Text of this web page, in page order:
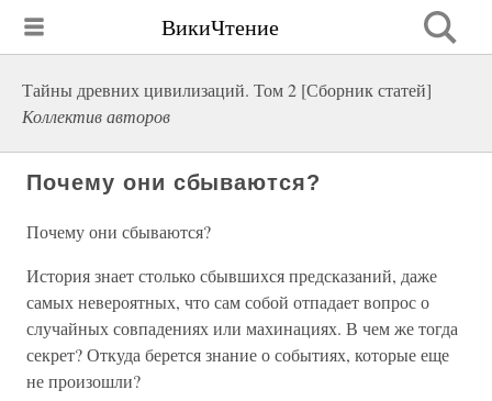
ВикиЧтение
Тайны древних цивилизаций. Том 2 [Сборник статей]
Коллектив авторов
Почему они сбываются?
Почему они сбываются?
История знает столько сбывшихся предсказаний, даже
самых невероятных, что сам собой отпадает вопрос о
случайных совпадениях или махинациях. В чем же тогда
секрет? Откуда берется знание о событиях, которые еще
не произошли?